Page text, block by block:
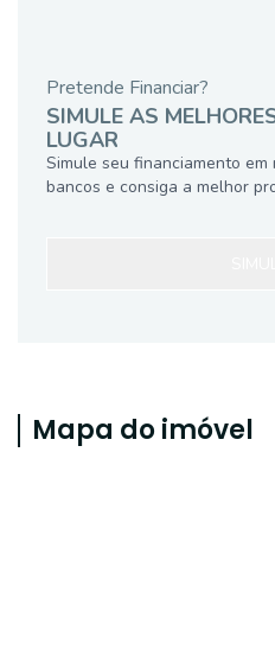
Pretende Financiar?
SIMULE AS
LUGAR
Simule seu financiamento
bancos e consiga a melhor
Mapa do imóvel